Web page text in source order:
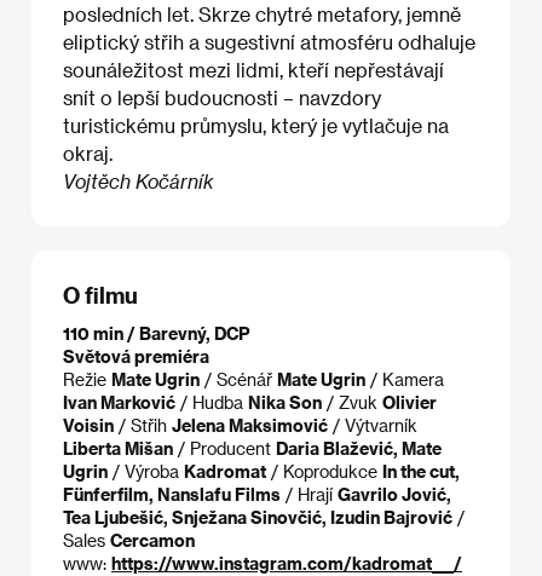
posledních let. Skrze chytré metafory, jemně
eliptický střih a sugestivní atmosféru odhaluje
sounáležitost mezi lidmi, kteří nepřestávají
snít o lepší budoucnosti – navzdory
turistickému průmyslu, který je vytlačuje na
okraj.
Vojtěch Kočárník
O filmu
110 min / Barevný, DCP
Světová premiéra
Režie Mate Ugrin / Scénář Mate Ugrin / Kamera
Ivan Marković / Hudba Nika Son / Zvuk Olivier
Voisin / Střih Jelena Maksimović / Výtvarník
Liberta Mišan / Producent Daria Blažević, Mate
Ugrin / Výroba Kadromat / Koprodukce In the cut,
Fünferfilm, Nanslafu Films / Hrají Gavrilo Jović,
Tea Ljubešić, Snježana Sinovčić, Izudin Bajrović /
Sales Cercamon
www: https://www.instagram.com/kadromat___/